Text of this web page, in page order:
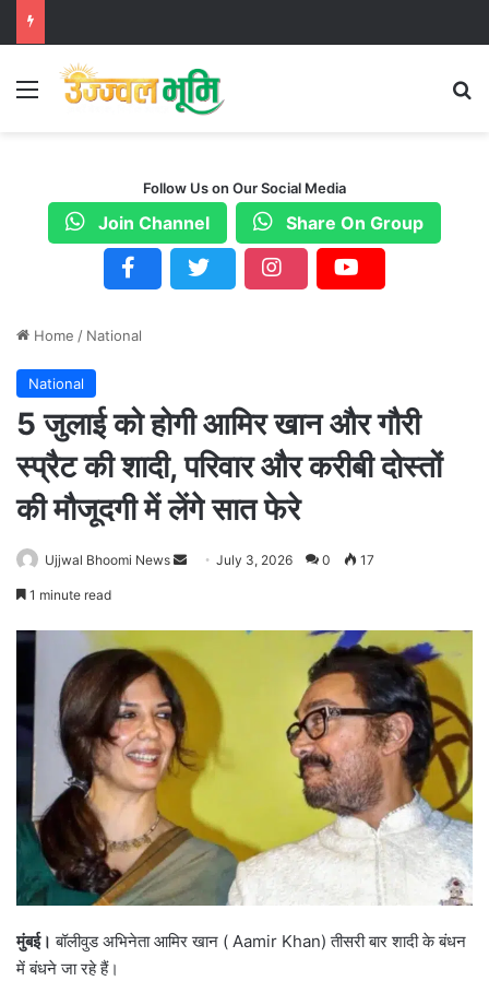
Menu
Follow Us on Our Social Media
Join Channel Share On Group
Home / National
National
5 जुलाई को होगी आमिर खान और गौरी
स्प्रैट की शादी, परिवार और करीबी दोस्तों
की मौजूदगी में लेंगे सात फेरे
Ujjwal Bhoomi News
a
a
July 3, 2026 0 17
1 minute read
मुंबई। बॉलीवुड अभिनेता आमिर खान ( Aamir Khan) तीसरी बार शादी के बंधन
में बंधने जा रहे हैं।